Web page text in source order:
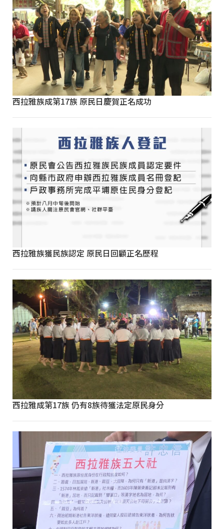
西拉雅族成第17族 原民日慶賀正名成功
西拉雅族獲民族認定 原民日回顧正名歷程
西拉雅成第17族 仍有8族待獲法定原民身分